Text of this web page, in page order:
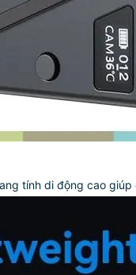
tính di động cao